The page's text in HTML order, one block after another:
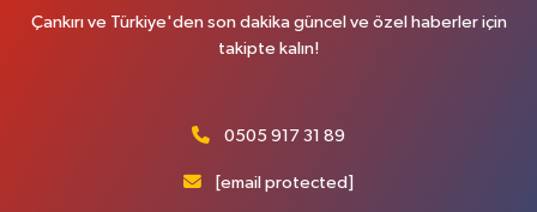
Çankırı ve Türkiye'den son dakika güncel ve özel haberler için
takipte kalın!
0505 917 31 89
[email protected]